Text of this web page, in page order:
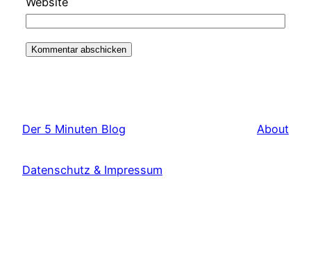
Der 5 Minuten Blog About
Datenschutz & Impressum